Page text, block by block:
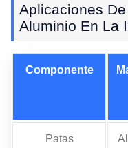
Aplicaciones
Aluminio En La
Componente
Patas